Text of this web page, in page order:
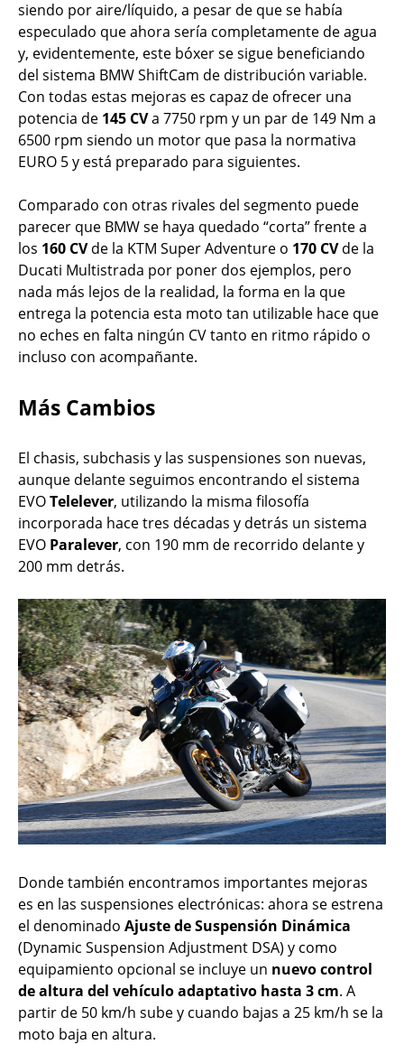
siendo por aire/líquido, a pesar de que se había
especulado que ahora sería completamente de agua
y, evidentemente, este bóxer se sigue beneficiando
del sistema BMW ShiftCam de distribución variable.
Con todas estas mejoras es capaz de ofrecer una
potencia de 145 CVa 7750 rpm y un par de 149 Nm a
6500 rpm siendo un motor que pasa la normativa
EURO 5 y está preparado para siguientes.
Comparado con otras rivales del segmento puede
parecer que BMW se haya quedado “corta” frente a
los 160 CVde la KTM Super Adventure o 170 CVde la
Ducati Multistrada por poner dos ejemplos, pero
nada más lejos de la realidad, la forma en la que
entrega la potencia esta moto tan utilizable hace que
no eches en falta ningún CV tanto en ritmo rápido o
incluso con acompañante.
Más Cambios
El chasis, subchasis y las suspensiones son nuevas,
aunque delante seguimos encontrando el sistema
EVOTelelever, utilizando la misma filosofía
incorporada hace tres décadas y detrás un sistema
EVO Paralever, con 190 mm de recorrido delante y
200 mm detrás.
Donde también encontramos importantes mejoras
es en las suspensiones electrónicas: ahora se estrena
el denominado Ajuste de Suspensión Dinámica
(Dynamic Suspension Adjustment DSA) y como
equipamiento opcional se incluye un nuevo control
de altura del vehículo adaptativo hasta 3 cm. A
partir de 50 km/h sube y cuando bajas a 25 km/h se la
moto baja en altura.